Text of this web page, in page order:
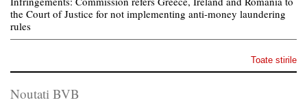
the Court of Justice for not implementing anti-money laundering
rules
Toate stirile
Noutati BVB